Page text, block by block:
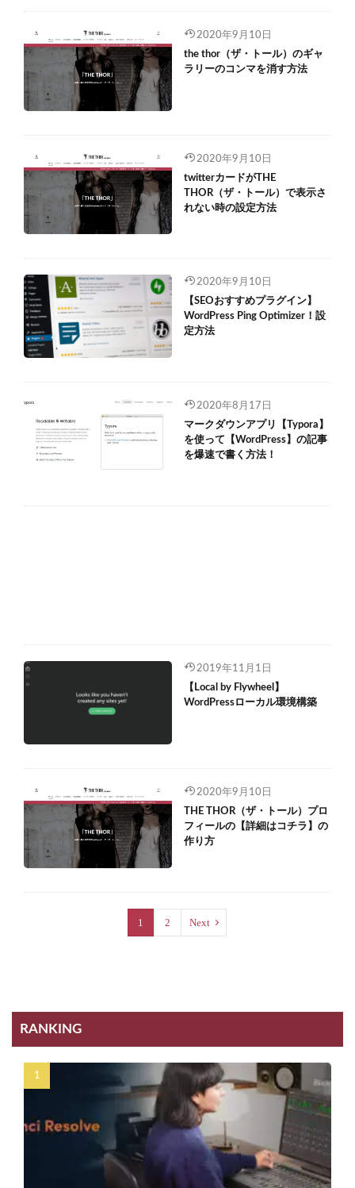
2020年9月10日
the thor（ザ・トール）のギャ
ラリーのコンマを消す方法
2020年9月10日
twitterカードがTHE
THOR（ザ・トール）で表示さ
れない時の設定方法
2020年9月10日
【SEOおすすめプラグイン】
WordPress Ping Optimizer！設
定方法
2020年8月17日
マークダウンアプリ【Typora】
を使って【WordPress】の記事
を爆速で書く方法！
2019年11月1日
【Local by Flywheel】
WordPressローカル環境構築
2020年9月10日
THE THOR（ザ・トール）プロ
フィールの【詳細はコチラ】の
作り方
1 2 Next
RANKING